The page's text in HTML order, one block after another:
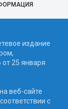
издание
25 января
веб-сайте
с